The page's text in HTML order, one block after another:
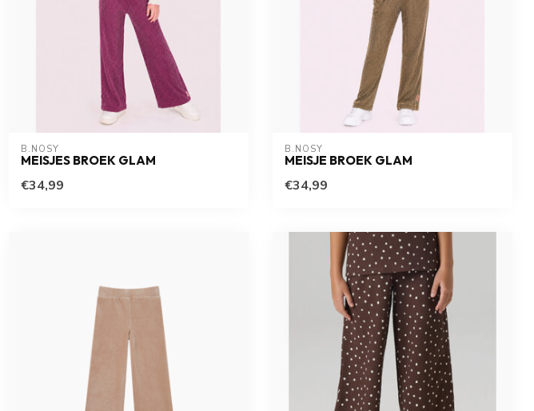
B.NOSY
MEISJES BROEK GLAM
€34,99
B.NOSY
MEISJE BROEK GLAM
€34,99